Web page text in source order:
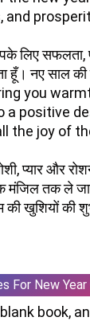
and
लिए सफलता,
हूँ। नए साल
you
a positive
the joy of
प्यार और
मंजिल तक ले
खुशियों की
For New Year
book,